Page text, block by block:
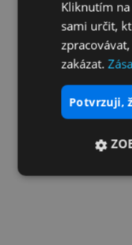
Kliknutím
sami určit,
zakázat.
potvrzuji,